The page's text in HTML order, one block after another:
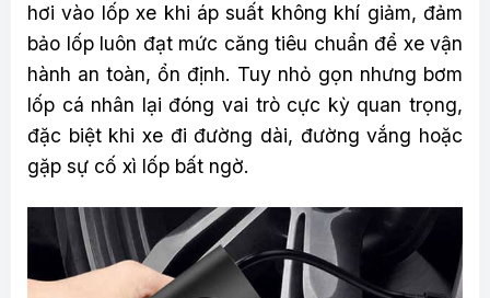
hơi vào lốp xe khi áp suất không khí giảm, đảm
bảo lốp luôn đạt mức căng tiêu chuẩn để xe vận
hành an toàn, ổn định. Tuy nhỏ gọn nhưng bơm
lốp cá nhân lại đóng vai trò cực kỳ quan trọng,
đặc biệt khi xe đi đường dài, đường vắng hoặc
gặp sự cố xì lốp bất ngờ.